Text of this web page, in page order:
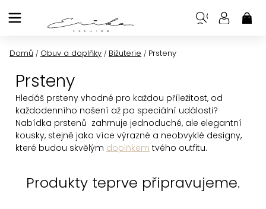
na
Domů / Obuv a doplňky / Bižuterie / Prsteny
Prsteny
Hledáš prsteny vhodné pro každou příležitost, od
každodenního nošení až po speciální události?
Nabídka prstenů zahrnuje jednoduché, ale elegantní
kousky, stejně jako více výrazné a neobvyklé designy,
které budou skvělým doplňkem tvého outfitu.
Produkty teprve připravujeme.